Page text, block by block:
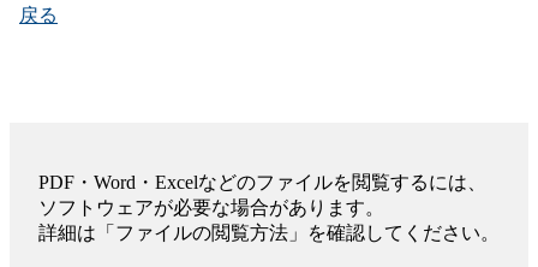
戻る
PDF・Word・Excelなどのファイルを閲覧するには、
ソフトウェアが必要な場合があります。
詳細は「ファイルの閲覧方法」を確認してください。